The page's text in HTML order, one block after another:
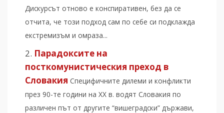
Дискурсът отново е конспиративен, без да се
отчита, че този подход сам по себе си подклажда
екстремизъм и омраза...
Парадоксите на
посткомунистическия преход в
Словакия Специфичните дилеми и конфликти
през 90-те години на ХХ в. водят Словакия по
различен път от другите “вишеградски” държави,